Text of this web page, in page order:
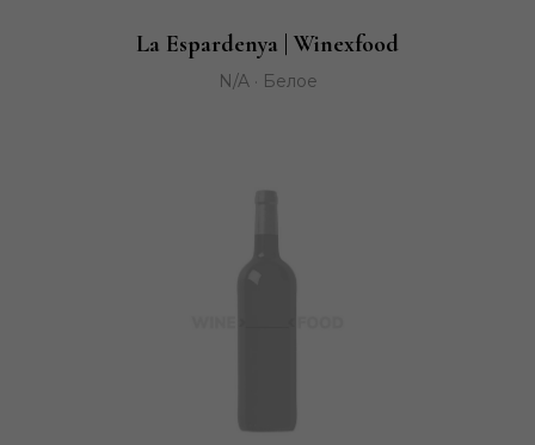
La Espardenya | Winexfood
N/A · Белое